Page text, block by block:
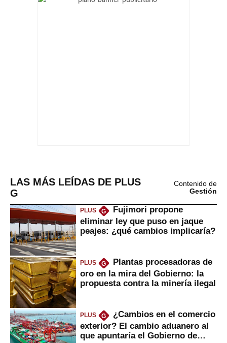
LAS MÁS LEÍDAS DE PLUS
G
Contenido de
Gestión
PLUS G
Fujimori propone
eliminar ley que puso en jaque
peajes: ¿qué cambios implicaría?
PLUS G
Plantas procesadoras de
oro en la mira del Gobierno: la
propuesta contra la minería ilegal
PLUS G
¿Cambios en el comercio
exterior? El cambio aduanero al
que apuntaría el Gobierno de